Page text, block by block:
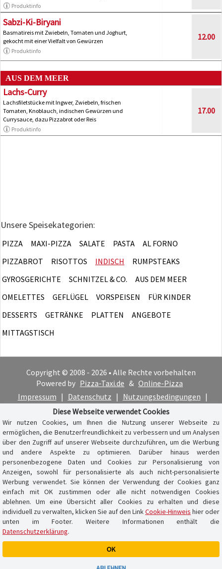
Warenkorb ist leer
Produktinfo
Sabzi-Ki-Biryani
Basmatireis mit Zwiebeln, Tomaten und Joghurt,
gekocht mit einer Vielfalt von Gewürzen
Produktinfo
12.00
AUS DEM MEER
Lachs-Curry
Lachsfiletstücke mit Ingwer, Zwiebeln, frischen
Tomaten, Knoblauch, indischen Gewürzen und
Currysauce, dazu Pizzabrot oder Reis
Produktinfo
17.00
Unsere Speisekategorien:
PIZZA MAXI-PIZZA SALATE PASTA
AL FORNO
PIZZABROT
RISOTTOS INDISCH
RUMPSTEAKS
GYROSGERICHTE
SCHNITZEL & CO.
AUS DEM MEER
OMELETTES
GEFLÜGEL VORSPEISEN
FÜR KINDER
DESSERTS
GETRÄNKE PLATTEN
ANGEBOTE
MITTAGSTISCH
Copyright © 2008 - 2026 • Alle Rechte vorbehalten
Powered by Pizza-Taxi.de & Online-Pizza
Impressum | Datenschutz | Nutzungsbedingungen |
Cookie-Hinweis
Diese Webseite verwendet Cookies
Wir nutzen Cookies, um Ihnen die Nutzung unserer Webseite zu
ermöglichen, die Benutzerfreundlichkeit zu verbessern und um Analysen
über den Zugriff auf unserer Webseite durchzuführen, um die Werbung
und andere Aspekte zu optimieren. Darüber hinaus werden
personenbezogene Daten und Cookies zur Personalisierung von
Anzeigen, sowohl für personalisierte als auch nicht-personalisierte
Werbung verwendet. Sie können der Verwendung der Cookies ganz
einfach mit OK zustimmen oder alle nicht notwendigen Cookies
ablehnen. Um eine Übersicht aller Cookies zu erhalten und diese
individuell zu verwalten, klicken Sie auf den LinkCookie-Hinweis hier oder
unten im Footer. Weitere Informationen enthält die
Datenschutzerklärung.
OK